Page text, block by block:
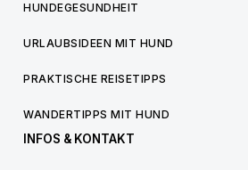
HUNDEGESUNDHEIT
URLAUBSIDEEN MIT HUND
PRAKTISCHE REISETIPPS
WANDERTIPPS MIT HUND
INFOS & KONTAKT